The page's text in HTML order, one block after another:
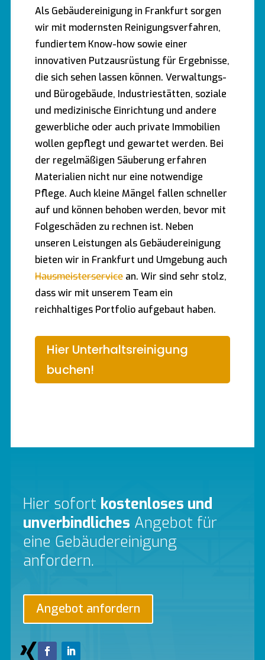
Als Gebäudereinigung in Frankfurt sorgen
wir mit modernsten Reinigungsverfahren,
fundiertem Know-how sowie einer
innovativen Putzausrüstung für Ergebnisse,
die sich sehen lassen können. Verwaltungs-
und Bürogebäude, Industriestätten, soziale
und medizinische Einrichtung und andere
gewerbliche oder auch private Immobilien
wollen gepflegt und gewartet werden. Bei
der regelmäßigen Säuberung erfahren
Materialien nicht nur eine notwendige
Pflege. Auch kleine Mängel fallen schneller
auf und können behoben werden, bevor mit
Folgeschäden zu rechnen ist. Neben
unseren Leistungen als Gebäudereinigung
bieten wir in Frankfurt und Umgebung auch
Hausmeisterservicean. Wir sind sehr stolz,
dass wir mit unserem Team ein
reichhaltiges Portfolio aufgebaut haben.
Hier Unterhaltsreinigung
buchen!
Hier sofort kostenloses und
unverbindliches Angebot für
eine Gebäudereinigung
anfordern.
Angebot anfordern